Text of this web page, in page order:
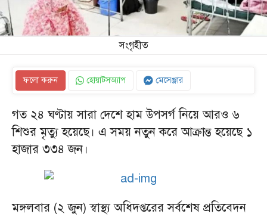
সংগৃহীত
ফলো করুন হোয়াটসঅ্যাপ মেসেঞ্জার
গত ২৪ ঘণ্টায় সারা দেশে হাম উপসর্গ নিয়ে আরও ৬
শিশুর মৃত্যু হয়েছে। এ সময় নতুন করে আক্রান্ত হয়েছে ১
হাজার ৩৩৪ জন।
মঙ্গলবার (২ জুন) স্বাস্থ্য অধিদপ্তরের সর্বশেষ প্রতিবেদন